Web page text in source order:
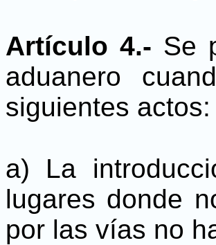
Artículo 4.- Se
aduanero
siguientes actos:
a) La
lugares donde
por las vías no